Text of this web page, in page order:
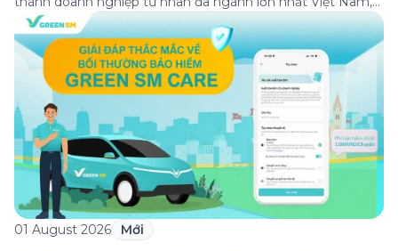
lọt Top 30 doanh nghiệp lớn nhất Đông Nam Á theo bảng
xếp hạng của Tạp chí Fortune (Mỹ). Nhân kỷ niệm 33 năm
thành lập (8/8/1993 đến 8/8/2026), Green SM trân […]
01 August 2026 Mới